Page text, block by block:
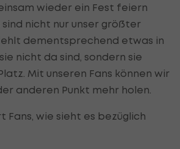
wieder ein Fest feiern
sind nicht nur unser größter
dementsprechend etwas in
nicht da sind, sondern sie
Mit unseren Fans können wir
anderen Punkt mehr holen.
Fans, wie sieht es bezüglich